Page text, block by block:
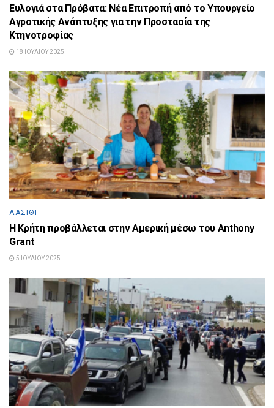
Ευλογιά στα Πρόβατα: Νέα Επιτροπή από το Υπουργείο
Αγροτικής Ανάπτυξης για την Προστασία της
Κτηνοτροφίας
18 ΙΟΥΛΊΟΥ 2025
ΛΑΣΊΘΙ
Η Κρήτη προβάλλεται στην Αμερική μέσω του Anthony
Grant
5 ΙΟΥΛΊΟΥ 2025